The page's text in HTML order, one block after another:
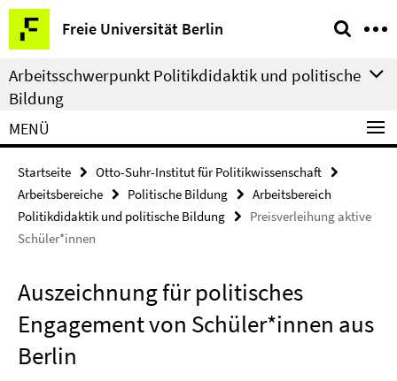
Springe
direkt
zu
Inhalt
Freie Universität Berlin
Service-
Navigation
Arbeitsschwerpunkt Politikdidaktik und politische
Bildung
MENÜ
Startseite
Otto-Suhr-Institut für Politikwissenschaft
Arbeitsbereiche
Politische Bildung
Arbeitsbereich
Politikdidaktik und politische Bildung
Preisverleihung aktive
Schüler*innen
Auszeichnung für politisches
Engagement von Schüler*innen aus
Berlin